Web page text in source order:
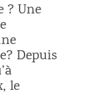
? Une
Depuis
le